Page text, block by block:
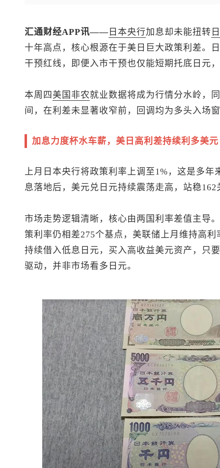
汇通财经APP讯—— 日本央行加息却未能扭转
十年高点，核心根源在于美日巨大政策利差。
干预红线，即便入市干预也仅能短期托底日元
本周四 美国 非农就业数据将成为行情分水岭，
间，在利差未显著收窄前，回调均为多头入场
加息力度杯水车薪，美日高利差持续利多美元
上月日本央行将政策利率上调至1%，这是多
息落地后， 美元兑日元持续震荡走高，站稳
市场走势逻辑清晰，核心由两国利率差值主导
策利率仍相差275个基点，美联储上月维持高
持续借入低息日元，买入高收益美元资产，只
驱动，并非市场看多日元。